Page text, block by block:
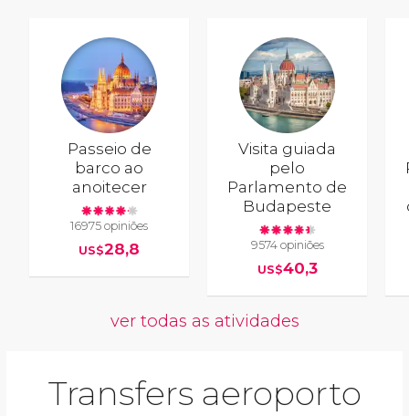
Passeio de
barco ao
anoitecer
16975 opiniões
US$28,8
Visita guiada
pelo
Parlamento de
Budapeste
9574 opiniões
US$40,3
ver todas as atividades
Transfers aeroporto